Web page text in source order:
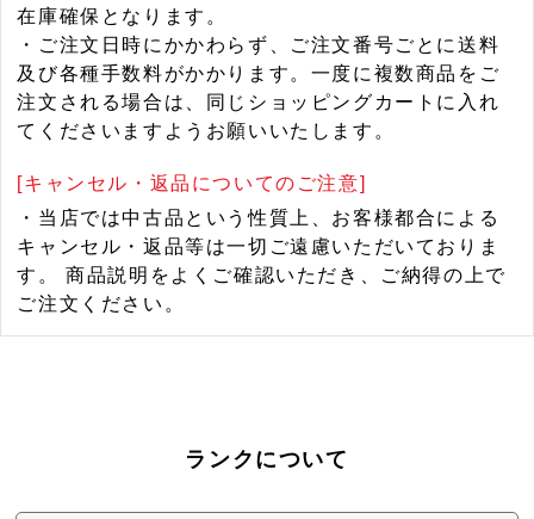
在庫確保となります。
・ご注文日時にかかわらず、ご注文番号ごとに送料
及び各種手数料がかかります。一度に複数商品をご
注文される場合は、同じショッピングカートに入れ
てくださいますようお願いいたします。
[キャンセル・返品についてのご注意]
・当店では中古品という性質上、お客様都合による
キャンセル・返品等は一切ご遠慮いただいておりま
す。 商品説明をよくご確認いただき、ご納得の上で
ご注文ください。
ランクについて